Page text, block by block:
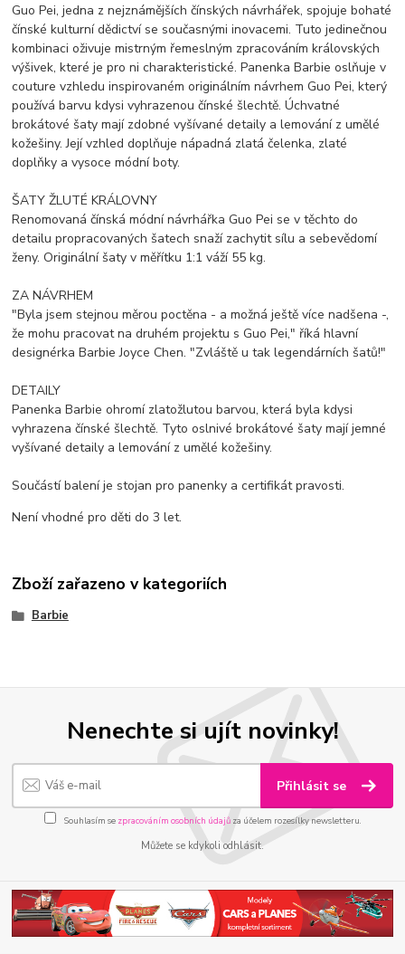
Guo Pei, jedna z nejznámějších čínských návrhářek, spojuje bohaté
čínské kulturní dědictví se současnými inovacemi. Tuto jedinečnou
kombinaci oživuje mistrným řemeslným zpracováním královských
výšivek, které je pro ni charakteristické. Panenka Barbie oslňuje v
couture vzhledu inspirovaném originálním návrhem Guo Pei, který
používá barvu kdysi vyhrazenou čínské šlechtě. Úchvatné
brokátové šaty mají zdobné vyšívané detaily a lemování z umělé
kožešiny. Její vzhled doplňuje nápadná zlatá čelenka, zlaté
doplňky a vysoce módní boty.
ŠATY ŽLUTÉ KRÁLOVNY
Renomovaná čínská módní návrhářka Guo Pei se v těchto do
detailu propracovaných šatech snaží zachytit sílu a sebevědomí
ženy. Originální šaty v měřítku 1:1 váží 55 kg.
ZA NÁVRHEM
"Byla jsem stejnou měrou poctěna - a možná ještě více nadšena -,
že mohu pracovat na druhém projektu s Guo Pei," říká hlavní
designérka Barbie Joyce Chen. "Zvláště u tak legendárních šatů!"
DETAILY
Panenka Barbie ohromí zlatožlutou barvou, která byla kdysi
vyhrazena čínské šlechtě. Tyto oslnivé brokátové šaty mají jemné
vyšívané detaily a lemování z umělé kožešiny.
Součástí balení je stojan pro panenky a certifikát pravosti.
Není vhodné pro děti do 3 let.
Zboží zařazeno v kategoriích
Barbie
Nenechte si ujít novinky!
Přihlásit se
Souhlasím se zpracováním osobních údajůza účelem rozesílky newsletteru.
Můžete se kdykoli odhlásit.